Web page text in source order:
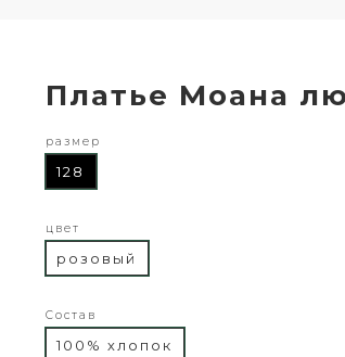
Платье Моана
размер
128
цвет
розовый
Состав
100% хлопок